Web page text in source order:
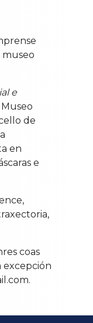
e
de
en
e
coas
excepción